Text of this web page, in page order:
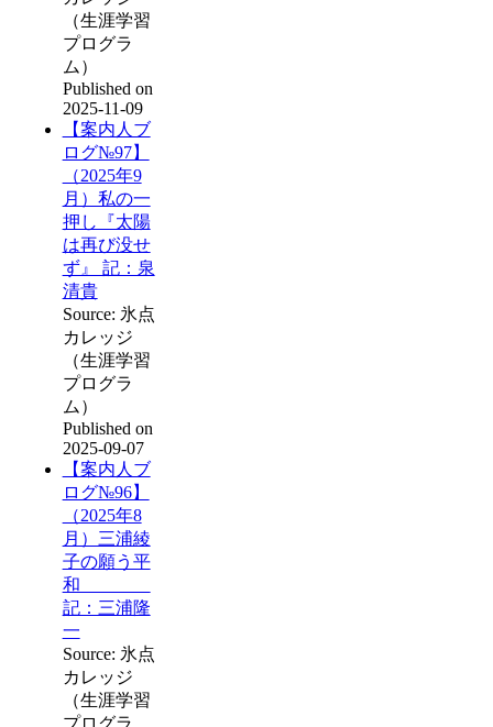
（生涯学習
プログラ
ム）
Published on
2025-11-09
【案内人ブ
ログ№97】
（2025年9
月）私の一
押し『太陽
は再び没せ
ず』 記：泉
清貴
Source: 氷点
カレッジ
（生涯学習
プログラ
ム）
Published on
2025-09-07
【案内人ブ
ログ№96】
（2025年8
月）三浦綾
子の願う平
和
記：三浦隆
一
Source: 氷点
カレッジ
（生涯学習
プログラ